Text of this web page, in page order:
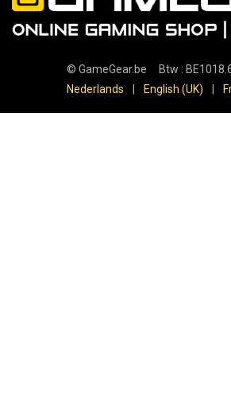
© GameGear.be Btw :
Nederlands
English (UK)